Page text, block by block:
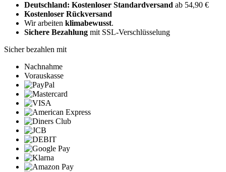
Deutschland: Kostenloser Standardversand ab 54,90 €
Kostenloser Rückversand
Wir arbeiten klimabewusst.
Sichere Bezahlung mit SSL-Verschlüsselung
Sicher bezahlen mit
Nachnahme
Vorauskasse